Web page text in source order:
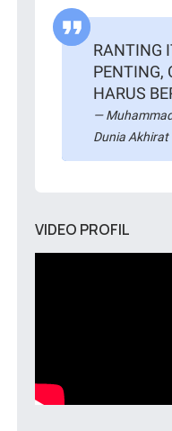
RANTING
PENTING,
HARUS
Dunia Akhirat
VIDEO PROFIL